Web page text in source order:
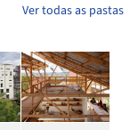
Ver todas as pastas